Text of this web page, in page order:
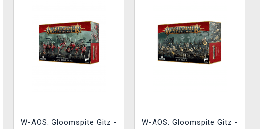
W-AOS: Gloomspite Gitz -
W-AOS: Gloomspite Gitz -